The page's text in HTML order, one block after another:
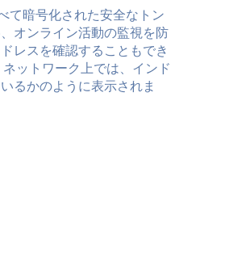
て暗号化された安全なトン
オンライン活動の監視を防
レスを確認することもでき
ットワーク上では、インド
るかのように表示されま